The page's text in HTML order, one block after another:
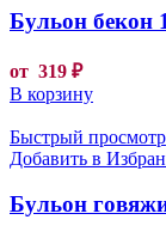
Бульон бекон
от 319 ₽
В корзину
Быстрый просмотр
Добавить в
Бульон